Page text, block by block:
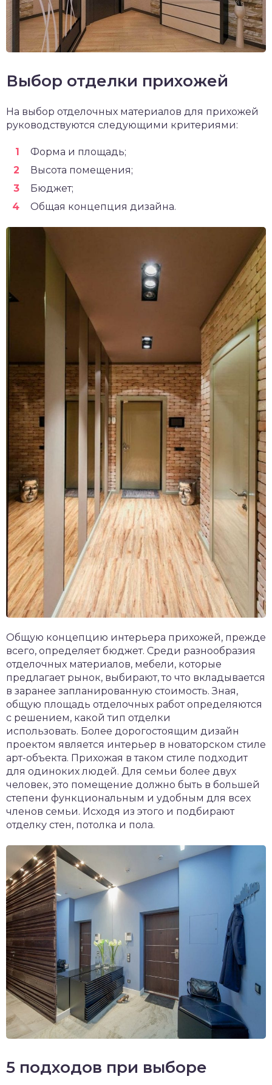
Выбор отделки прихожей
На выбор отделочных материалов для прихожей
руководствуются следующими критериями:
Форма и площадь;
Высота помещения;
Бюджет;
Общая концепция дизайна.
Общую концепцию интерьера прихожей, прежде
всего, определяет бюджет. Среди разнообразия
отделочных материалов, мебели, которые
предлагает рынок, выбирают, то что вкладывается
в заранее запланированную стоимость. Зная,
общую площадь отделочных работ определяются
с решением, какой тип отделки
использовать. Более дорогостоящим дизайн
проектом является интерьер в новаторском стиле
арт-объекта. Прихожая в таком стиле подходит
для одиноких людей. Для семьи более двух
человек, это помещение должно быть в большей
степени функциональным и удобным для всех
членов семьи. Исходя из этого и подбирают
отделку стен, потолка и пола.
5 подходов при выборе